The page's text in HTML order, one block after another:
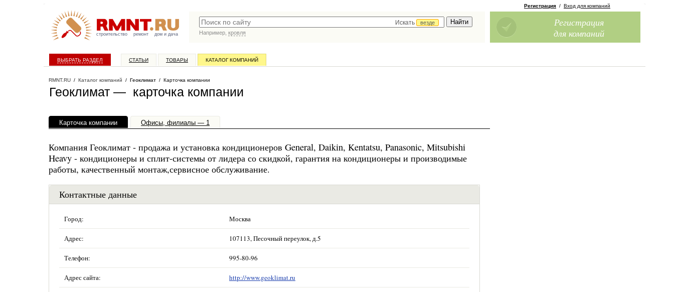
строительство ремонт дом и дача
Искать
везде
Например, кровля
Регистрация / Вход для компаний
Регистрация
для компаний
ВЫБРАТЬ РАЗДЕЛ СТАТЬИ ТОВАРЫ КАТАЛОГ КОМПАНИЙ
RMNT.RU / Каталог компаний / Геоклимат / Карточка компании
Геоклимат — карточка компании
Карточка компании Офисы, филиалы — 1
Компания Геоклимат - продажа и установка кондиционеров General, Daikin, Kentatsu, Panasonic, Mitsubishi
Heavy - кондиционеры и сплит-системы от лидера со скидкой, гарантия на кондиционеры и производимые
работы, качественный монтаж,сервисное обслуживание.
Контактные данные
Город: Москва
Адрес: 107113, Песочный переулок, д.5
Телефон: 995-80-96
Адрес сайта: http://www.geoklimat.ru